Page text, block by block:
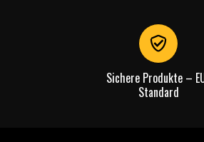
Sichere Produkte –
Standard